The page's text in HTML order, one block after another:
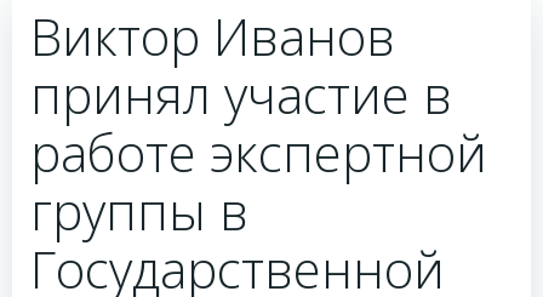
Виктор Иванов
принял участие в
работе экспертной
группы в
Государственной